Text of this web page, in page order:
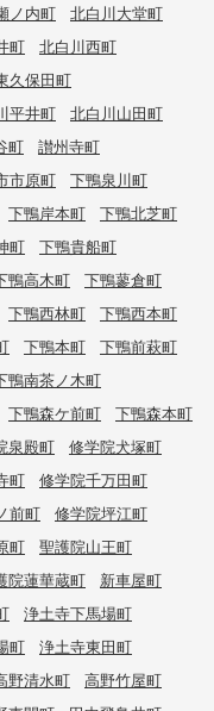
ノ内町
北白川大堂町
町
北白川西町
久保田町
平井町
北白川山田町
町
讃州寺町
市原町
下鴨泉川町
下鴨岸本町
下鴨北芝町
町
下鴨貴船町
鴨高木町
下鴨蓼倉町
下鴨西林町
下鴨西本町
下鴨本町
下鴨前萩町
鴨南茶ノ木町
下鴨森ケ前町
下鴨森本町
泉殿町
修学院犬塚町
町
修学院千万田町
前町
修学院坪江町
町
聖護院山王町
院蓮華蔵町
新車屋町
浄土寺下馬場町
町
浄土寺東田町
野清水町
高野竹屋町